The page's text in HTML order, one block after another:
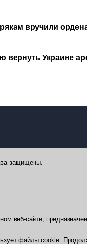
вручили
вернуть Украине
защищены.
веб-сайте,
файлы cookie.